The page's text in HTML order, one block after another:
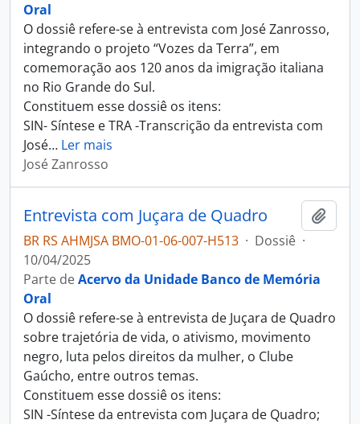
Oral
O dossiê refere-se à entrevista com José Zanrosso,
integrando o projeto “Vozes da Terra”, em
comemoração aos 120 anos da imigração italiana
no Rio Grande do Sul.
Constituem esse dossiê os itens:
SIN- Síntese e TRA -Transcrição da entrevista com
José… Ler mais
José Zanrosso
Entrevista com Juçara de Quadro
BR RS AHMJSA BMO-01-06-007-H513 · Dossiê ·
10/04/2025
Parte deAcervo da Unidade Banco de Memória
Oral
O dossiê refere-se à entrevista de Juçara de Quadro
sobre trajetória de vida, o ativismo, movimento
negro, luta pelos direitos da mulher, o Clube
Gaúcho, entre outros temas.
Constituem esse dossiê os itens:
SIN -Síntese da entrevista com Juçara de Quadro;